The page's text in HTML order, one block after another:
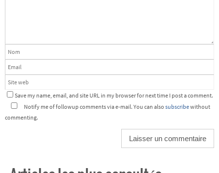
Save my name, email, and site URL in my browser for next time I post a comment.
Notify me of followup comments via e-mail. You can also subscribewithout
commenting.